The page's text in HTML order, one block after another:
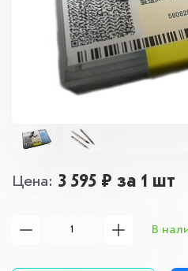
Цена 3 595 ₽ за 1 шт
В